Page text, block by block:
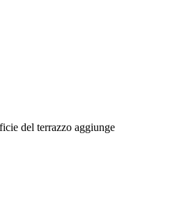
del terrazzo aggiunge